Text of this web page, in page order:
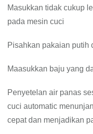
Masukkan tidak cukup
pada mesin cuci
Pisahkan pakaian putih
Maasukkan baju yang
Penyetelan air panas
cuci automatic
cepat dan menjadikan